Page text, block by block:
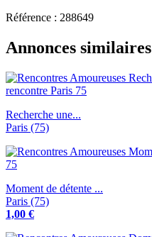
Référence : 288649
Annonces similaires
Recherche une...
Paris (75)
Moment de détente ...
Paris (75)
1,00 €